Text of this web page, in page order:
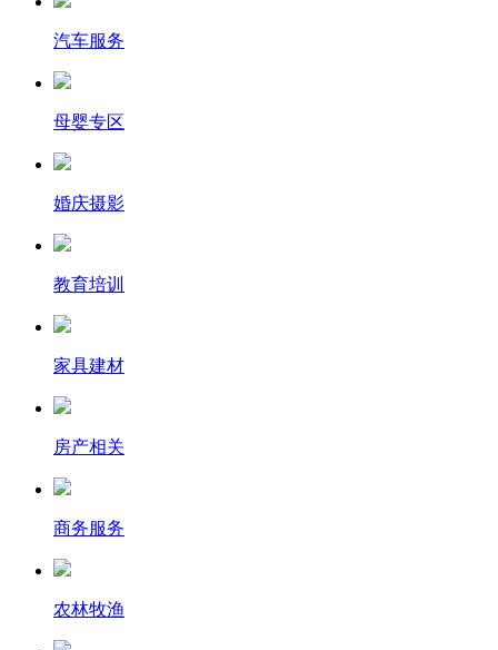
汽车服务
母婴专区
婚庆摄影
教育培训
家具建材
房产相关
商务服务
农林牧渔